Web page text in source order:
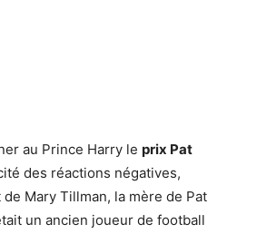
au Prince Harry le prix Pat
des réactions négatives,
Mary Tillman, la mère de Pat
un ancien joueur de football